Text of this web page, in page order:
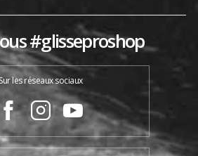
#glisseproshop
Sur les réseaux sociaux